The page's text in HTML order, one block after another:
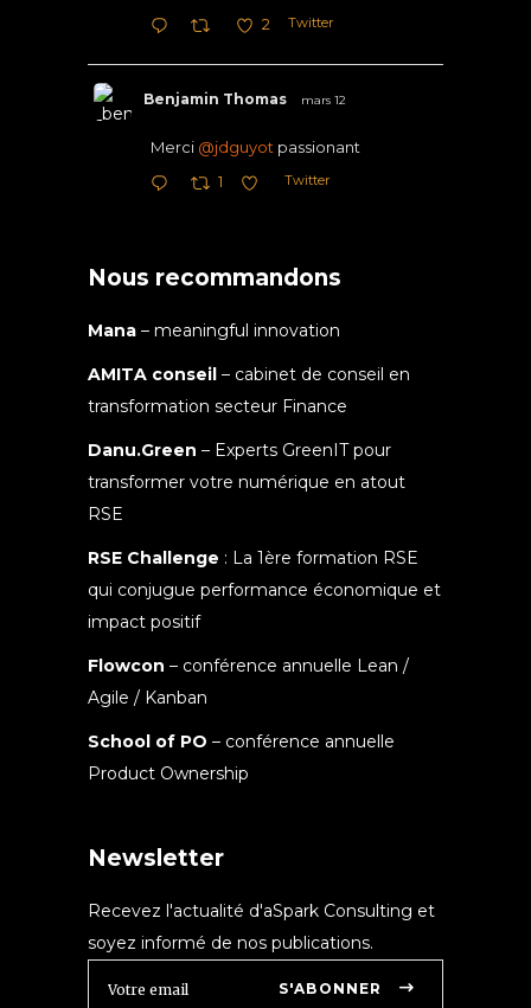
2 Twitter
Benjamin Thomas mars 12
Merci @jdguyot passionant
1 Twitter
Nous recommandons
Mana – meaningful innovation
AMITA conseil – cabinet de conseil en
transformation secteur Finance
Danu.Green – Experts GreenIT pour
transformer votre numérique en atout
RSE
RSE Challenge : La 1ère formation RSE
qui conjugue performance économique et
impact positif
Flowcon – conférence annuelle Lean /
Agile / Kanban
School of PO – conférence annuelle
Product Ownership
Newsletter
Recevez l'actualité d'aSpark Consulting et
soyez informé de nos publications.
S'ABONNER